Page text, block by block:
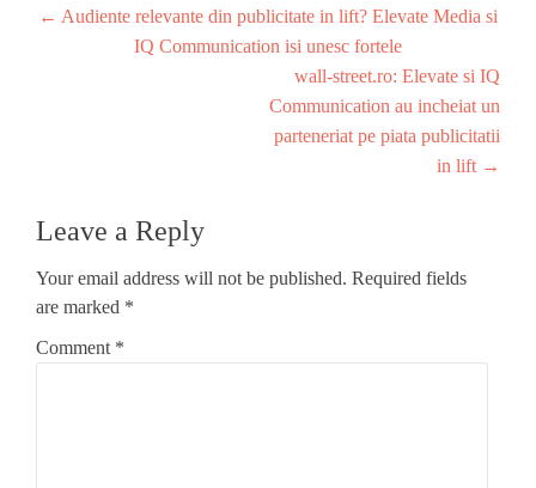
Post
navigation
← Audiente relevante din publicitate in lift? Elevate Media si
IQ Communication isi unesc fortele
wall-street.ro: Elevate si IQ
Communication au incheiat un
parteneriat pe piata publicitatii
in lift →
Leave a Reply
Your email address will not be published. Required fields
are marked *
Comment *